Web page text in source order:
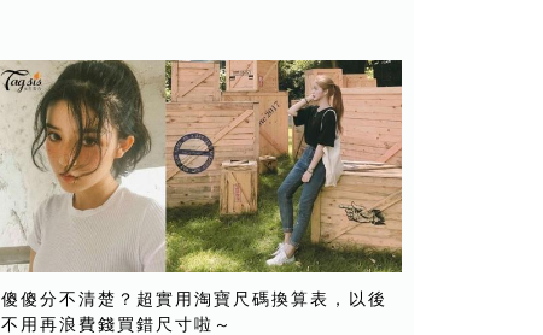
傻傻分不清楚？超實用淘寶尺碼換算表，以後
不用再浪費錢買錯尺寸啦～